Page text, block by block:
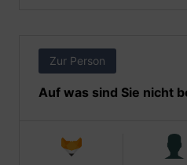
Zur Person
Auf was sind Sie nicht